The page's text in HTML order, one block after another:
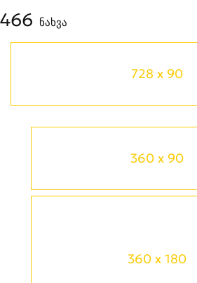
360 x 90
360 x 180
466 ნახვა
728 x 90